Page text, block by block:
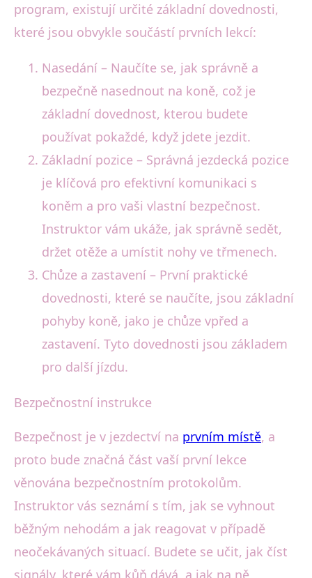
program, existují určité základní dovednosti,
které jsou obvykle součástí prvních lekcí:
Nasedání – Naučíte se, jak správně a
bezpečně nasednout na koně, což je
základní dovednost, kterou budete
používat pokaždé, když jdete jezdit.
Základní pozice – Správná jezdecká pozice
je klíčová pro efektivní komunikaci s
koněm a pro vaši vlastní bezpečnost.
Instruktor vám ukáže, jak správně sedět,
držet otěže a umístit nohy ve třmenech.
Chůze a zastavení – První praktické
dovednosti, které se naučíte, jsou základní
pohyby koně, jako je chůze vpřed a
zastavení. Tyto dovednosti jsou základem
pro další jízdu.
Bezpečnostní instrukce
Bezpečnost je v jezdectví na prvním místě, a
proto bude značná část vaší první lekce
věnována bezpečnostním protokolům.
Instruktor vás seznámí s tím, jak se vyhnout
běžným nehodám a jak reagovat v případě
neočekávaných situací. Budete se učit, jak číst